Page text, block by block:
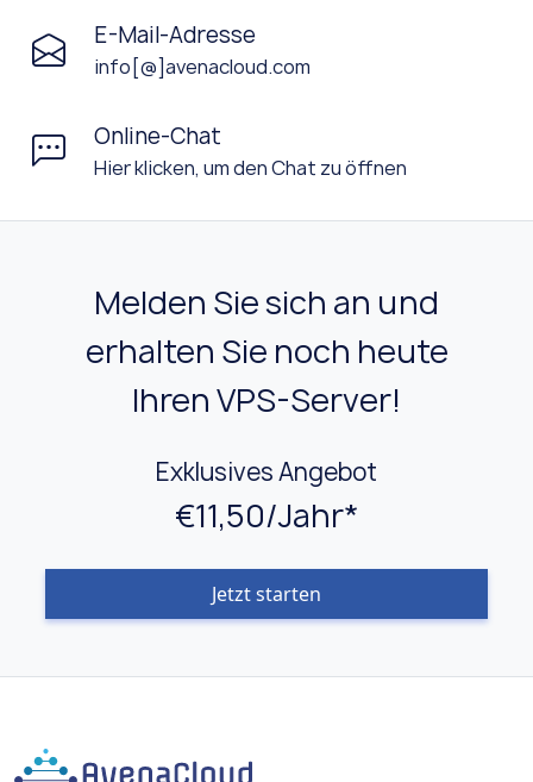
E-Mail-Adresse
info[@]avenacloud.com
Online-Chat
Hier klicken, um den Chat zu öffnen
Melden Sie sich an und
erhalten Sie noch heute
Ihren VPS-Server!
Exklusives Angebot
€11,50/Jahr*
Jetzt starten